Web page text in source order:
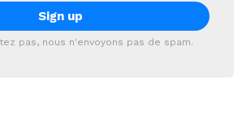
pas, nous n'envoyons pas de spam.